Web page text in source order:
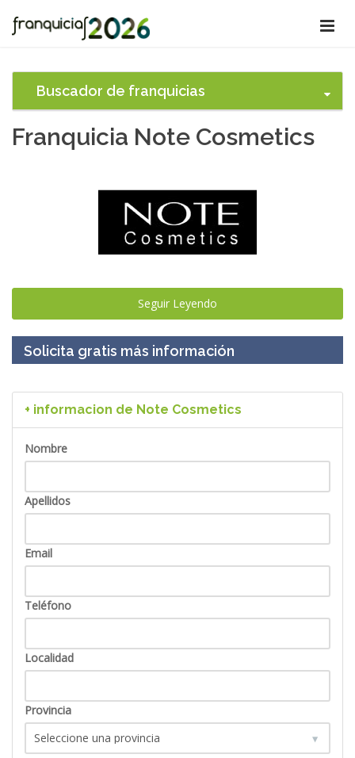
Buscador de franquicias
Franquicia Note Cosmetics
Seguir Leyendo
Solicita gratis más información
+ informacion de Note Cosmetics
Nombre
Apellidos
Email
Teléfono
Localidad
Provincia